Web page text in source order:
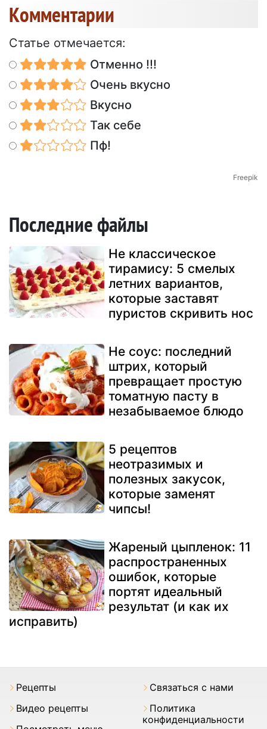
Kомментарии
Статье отмечается:
Отменно !!!
Очень вкусно
Вкусно
Так себе
Пф!
Freepik
Последние файлы
Не классическое
тирамису: 5 смелых
летних вариантов,
которые заставят
пуристов скривить нос
Не соус: последний
штрих, который
превращает простую
томатную пасту в
незабываемое блюдо
5 рецептов
неотразимых и
полезных закусок,
которые заменят
чипсы!
Жареный цыпленок: 11
распространенных
ошибок, которые
портят идеальный
результат (и как их
исправить)
Pецепты
Видео рецепты
Связаться с нами
Политика
конфиденциальности